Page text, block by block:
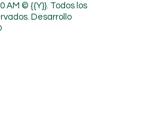
AM © {{Y}}. Todos los
Desarrollo